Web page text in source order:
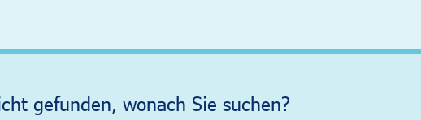
gefunden, wonach Sie suchen?